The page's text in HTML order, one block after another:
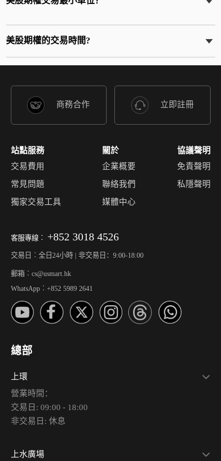
美股期權的交易時間?
商務合作 立即註冊
站點服務
交易費用
常見問題
獨家交易工具
關於
企業概要
聯絡我們
媒體中心
協議聲明
免責聲明
私隱聲明
客服專線︰ +852 3018 4526
交易日︰全日24小時 | 非交易日：9:00-18:00
郵箱︰cs@usmart.hk
WhatsApp︰+852 5989 2641
總部
上環
營業時間：
交易日: 09:00 - 18:00
非交易日: 休息
上水廣場